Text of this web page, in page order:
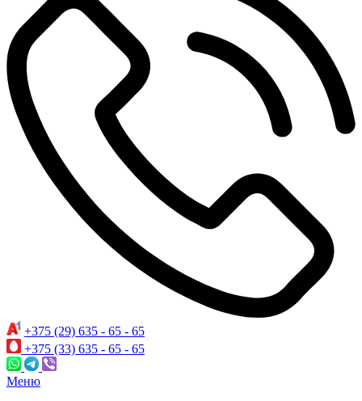
+375 (29) 635 - 65 - 65
+375 (33) 635 - 65 - 65
Меню